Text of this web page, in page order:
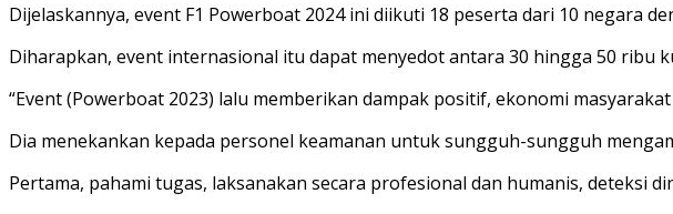
Dijelaskannya, event F1 Powerboat 2024 ini diikuti 18 peserta dari 10 negara
Diharapkan, event internasional itu dapat menyedot antara 30 hingga 50 ribu
“Event (Powerboat 2023) lalu memberikan dampak positif, ekonomi
Dia menekankan kepada personel keamanan untuk sungguh-sungguh
Pertama, pahami tugas, laksanakan secara profesional dan humanis, deteksi